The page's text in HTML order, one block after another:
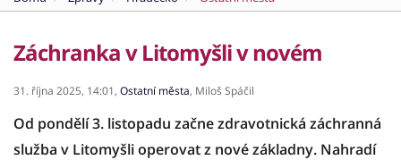
Záchranka v Litomyšli v novém
31. října 2025, 14:01, Ostatní města, Miloš Spáčil
Od pondělí 3. listopadu začne zdravotnická záchranná
služba v Litomyšli operovat z nové základny. Nahradí